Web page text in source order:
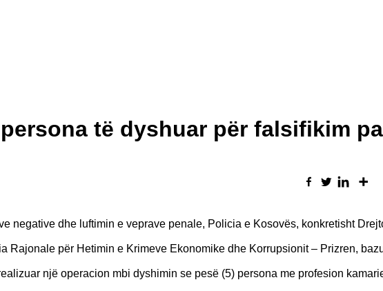
të dyshuar për falsifikim
negative dhe luftimin e veprave penale, Policia e Kosovës, konkretisht
Rajonale për Hetimin e Krimeve Ekonomike dhe Korrupsionit – Prizren,
një operacion mbi dyshimin se pesë (5) persona me profesion